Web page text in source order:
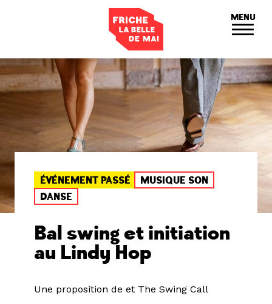
MENU
ÉVÉNEMENT PASSÉ
MUSIQUE SON
DANSE
Bal swing et initiation
au Lindy Hop
Une proposition de et The Swing Call
Panneau de gestion des cookies